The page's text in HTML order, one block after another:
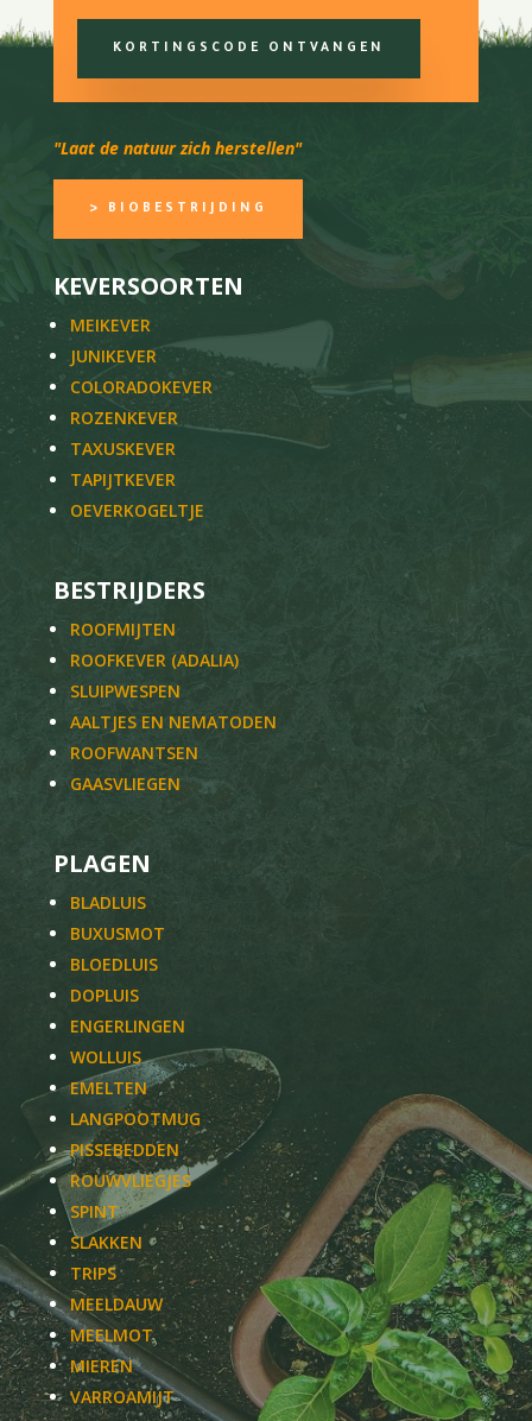
KORTINGSCODE ONTVANGEN
"Laat de natuur zich herstellen"
> BIOBESTRIJDING
KEVERSOORTEN
MEIKEVER
JUNIKEVER
COLORADOKEVER
ROZENKEVER
TAXUSKEVER
TAPIJTKEVER
OEVERKOGELTJE
BESTRIJDERS
ROOFMIJTEN
ROOFKEVER (ADALIA)
SLUIPWESPEN
AALTJES EN NEMATODEN
ROOFWANTSEN
GAASVLIEGEN
PLAGEN
BLADLUIS
BUXUSMOT
BLOEDLUIS
DOPLUIS
ENGERLINGEN
WOLLUIS
EMELTEN
LANGPOOTMUG
PISSEBEDDEN
ROUWVLIEGJES
SPINT
SLAKKEN
TRIPS
MEELDAUW
MEELMOT
MIEREN
VARROAMIJT